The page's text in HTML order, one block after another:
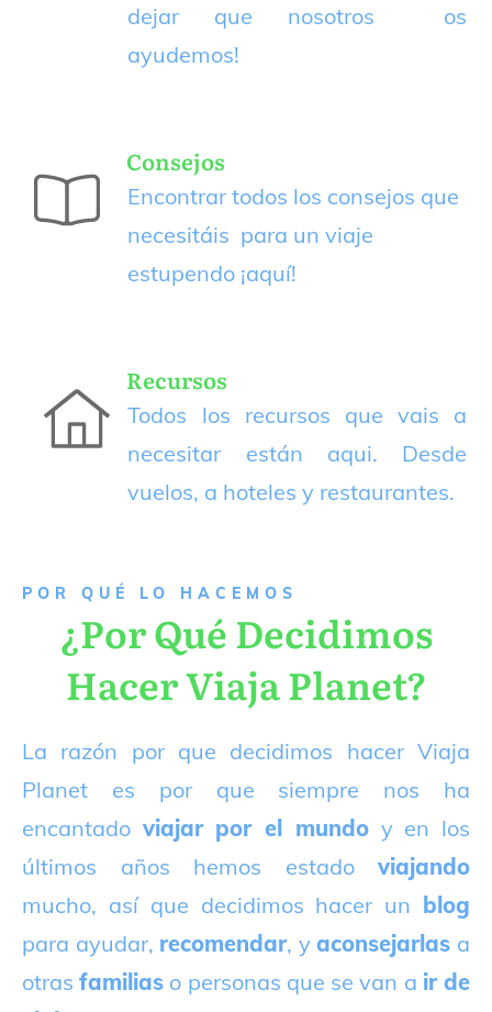
dejar que nosotros os
ayudemos!
Consejos
Encontrar todos los consejos que
necesitáis para un viaje
estupendo ¡aquí!
Recursos
Todos los recursos que vais a
necesitar están aqui. Desde
vuelos, a hoteles y restaurantes.
P OR QUÉ LO HACEMOS
¿Por Qué Decidimos
Hacer Viaja Planet?
La razón por que decidimos hacer Viaja
Planet es por que siempre nos ha
encantado viajar por el mundoy en los
últimos años hemos estado viajando
mucho, así que decidimos hacer un blog
para ayudar, recomendar, yaconsejarlas a
otrasfamilias o personas que se van a ir de